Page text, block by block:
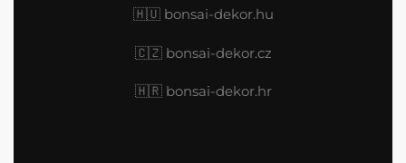
🇭🇺 bonsai-dekor.hu
🇨🇿 bonsai-dekor.cz
🇭🇷 bonsai-dekor.hr